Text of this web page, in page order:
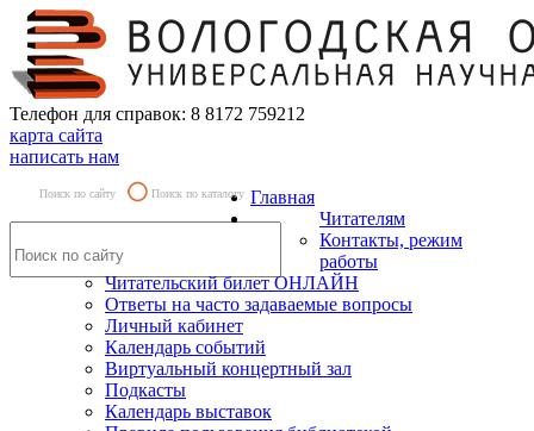
Телефон для справок: 8 8172 759212
карта сайта
написать нам
Поиск по сайту Поиск по каталогу Главная
Читателям
Контакты, режим
работы
Читательский билет ОНЛАЙН
Ответы на часто задаваемые вопросы
Личный кабинет
Календарь событий
Виртуальный концертный зал
Подкасты
Календарь выставок